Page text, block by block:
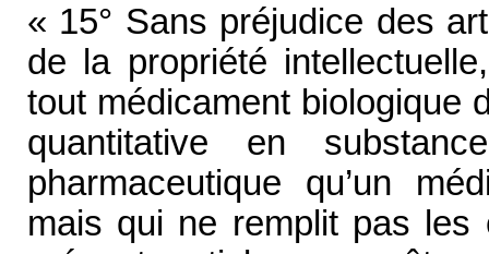
« 15° Sans préjudice des
de la propriété
tout médicament biologique
quantitative en
pharmaceutique qu’un
mais qui ne remplit pas